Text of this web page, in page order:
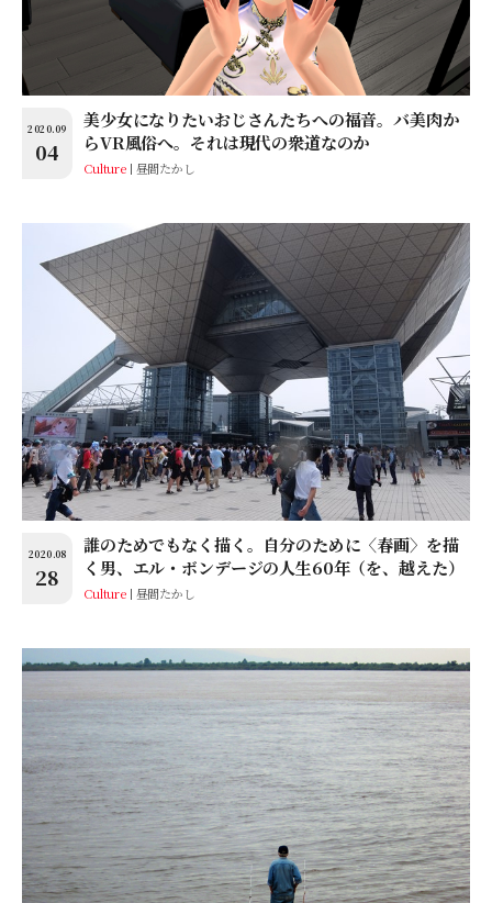
2020.09
04
美少女になりたいおじさんたちへの福音。バ美肉か
らVR風俗へ。それは現代の衆道なのか
Culture 昼間たかし
2020.08
28
誰のためでもなく描く。自分のために〈春画〉を描
く男、エル・ボンデージの人生60年（を、越えた）
Culture 昼間たかし